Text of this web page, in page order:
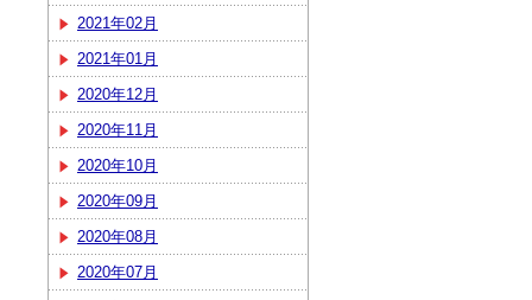
2021年02月
2021年01月
2020年12月
2020年11月
2020年10月
2020年09月
2020年08月
2020年07月